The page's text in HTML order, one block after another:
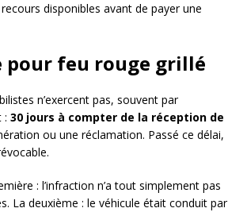
disponibles avant de payer une
pour feu rouge grillé
n’exercent pas, souvent par
: 30 jours à compter de la réception de
ou une réclamation. Passé ce délai,
: l’infraction n’a tout simplement pas
La deuxième : le véhicule était conduit par